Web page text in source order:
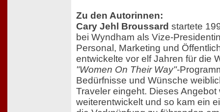
Zu den Autorinnen:
Cary Jehl Broussard startete
bei Wyndham als Vize-
Personal, Marketing und
entwickelte vor elf Jahren für die
"Women On Their Way"-
Bedürfnisse und Wünsche
Traveler eingeht. Dieses Angebot
weiterentwickelt und so kam ein